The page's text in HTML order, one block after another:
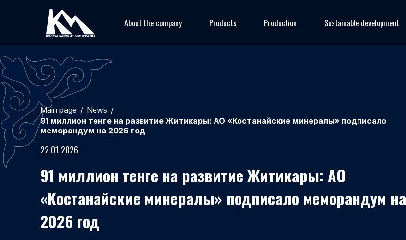
About the company Products Production Sustainable development
Main page / News /
91 миллион тенге на развитие Житикары: АО «Костанайские минералы» подписало
меморандум на 2026 год
22.01.2026
91 миллион тенге на развитие Житикары: АО
«Костанайские минералы» подписало меморандум на
2026 год